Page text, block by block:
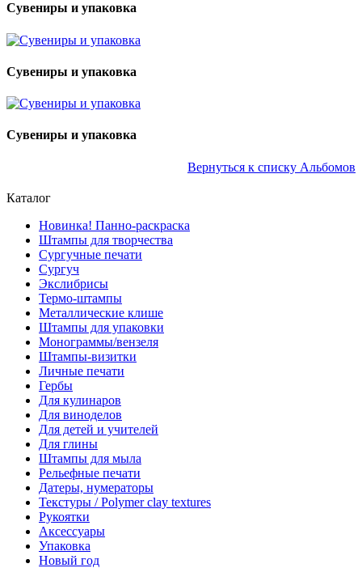
Сувениры и упаковка
Сувениры и упаковка
Сувениры и упаковка
Вернуться к списку Альбомов
Каталог
Новинка! Панно-раскраска
Штампы для творчества
Сургучные печати
Сургуч
Экслибрисы
Термо-штампы
Металлические клише
Штампы для упаковки
Монограммы/вензеля
Штампы-визитки
Личные печати
Гербы
Для кулинаров
Для виноделов
Для детей и учителей
Для глины
Штампы для мыла
Рельефные печати
Датеры, нумераторы
Текстуры / Polymer clay textures
Рукоятки
Аксессуары
Упаковка
Новый год